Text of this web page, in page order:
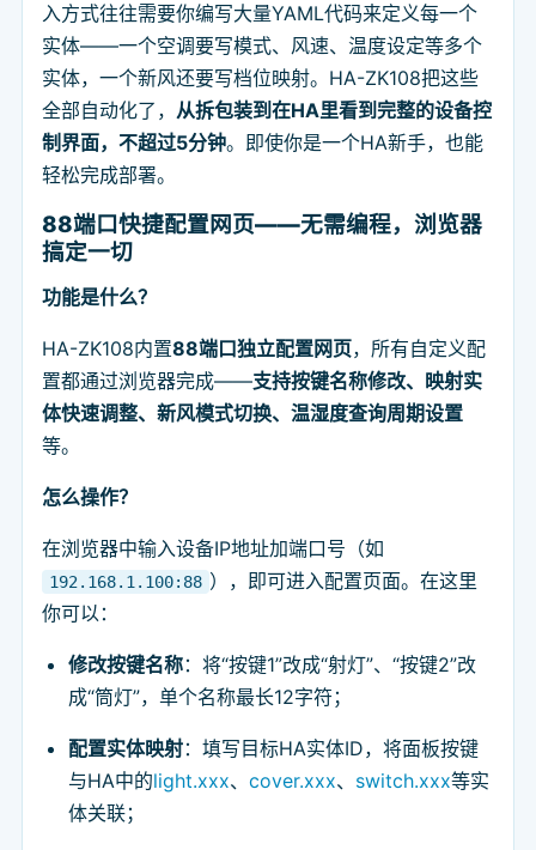
入方式往往需要你编写大量YAML代码来定义每一个
实体——一个空调要写模式、风速、温度设定等多个
实体，一个新风还要写档位映射。HA-ZK108把这些
全部自动化了， 从拆包装到在HA里看到完整的设备控
制界面，不超过5分钟。即使你是一个HA新手，也能
轻松完成部署。
88端口快捷配置网页——无需编程，浏览器
搞定一切
功能是什么？
HA-ZK108内置88端口独立配置网页，所有自定义配
置都通过浏览器完成——支持按键名称修改、映射实
体快速调整、新风模式切换、温湿度查询周期设置
等。
怎么操作？
在浏览器中输入设备IP地址加端口号（如
192.168.1.100:88 ），即可进入配置页面。在这里
你可以：
修改按键名称：将“按键1”改成“射灯”、“按键2”改
成“筒灯”，单个名称最长12字符；
配置实体映射：填写目标HA实体ID，将面板按键
与HA中的light.xxx、cover.xxx、 switch.xxx等实
体关联；